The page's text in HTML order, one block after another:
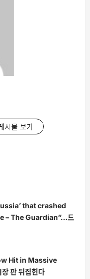
시물 보기
that crashed
– The Guardian”…드
Hit in Massive
판 뒤집힌다